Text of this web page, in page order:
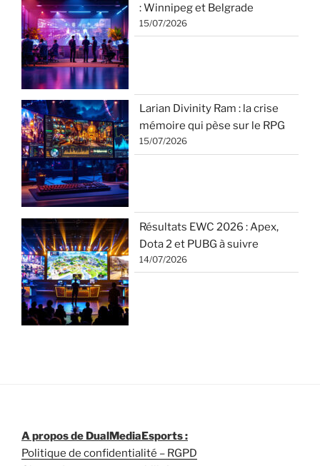
: Winnipeg et Belgrade
15/07/2026
Larian Divinity Ram : la crise
mémoire qui pèse sur le RPG
15/07/2026
Résultats EWC 2026 : Apex,
Dota 2 et PUBG à suivre
14/07/2026
A propos de DualMediaEsports :
Politique de confidentialité – RGPD